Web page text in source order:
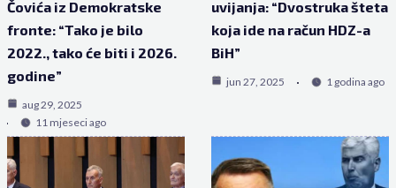
Čovića iz Demokratske
fronte: “Tako je bilo
2022., tako će biti i 2026.
godine”
aug 29, 2025
11 mjeseci ago
uvijanja: “Dvostruka šteta
koja ide na račun HDZ-a
BiH”
jun 27, 2025 1 godina ago